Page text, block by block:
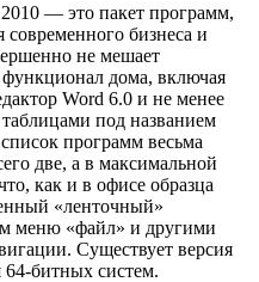
— это пакет программ,
бизнеса и
не мешает
функционал дома, включая
Word 6.0 и не менее
под названием
программ весьма
две, а в максимальной
как и в офисе образца
«ленточный»
меню «файл» и другими
Существует версия
64-битных систем.